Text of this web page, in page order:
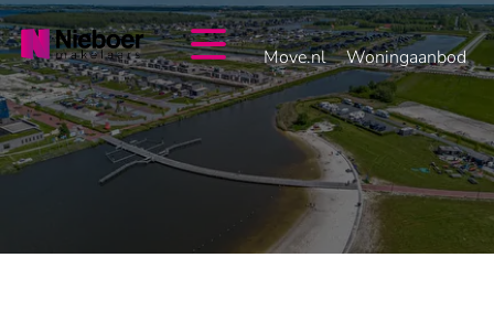
overslaan
Move.nl
Woningaanbod